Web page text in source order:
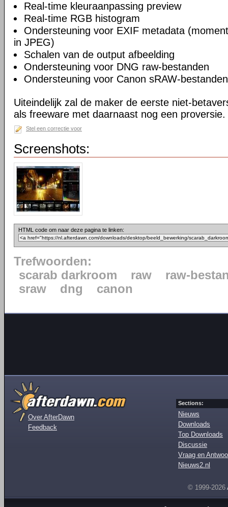
Real-time kleuraanpassing preview
Real-time RGB histogram
Ondersteuning voor EXIF metadata
in JPEG)
Schalen van de output afbeelding
Ondersteuning voor DNG raw-bestanden
Ondersteuning voor Canon sRAW-bestanden
Uiteindelijk zal de maker de eerste niet-
als freeware met daarnaast nog een proversie.
Stel een correctie voor
Screenshots:
HTML code om naar deze pagina te linken:
Trefwoorden:
scarab darkroom
raw
raw-
sraw
dng canon
Over AfterDawn
Feedback
Sections:
Nieuws
Downloads
Top Downloads
Discussie
Vraag en
Nieuws2.nl
© 1999-2026